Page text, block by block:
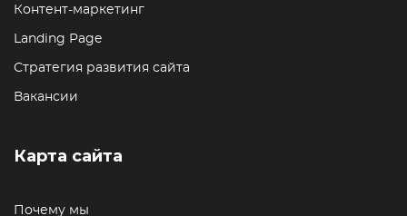
Контент-маркетинг
Landing Page
Стратегия развития сайта
Вакансии
Карта сайта
Почему мы